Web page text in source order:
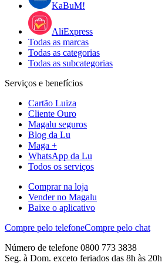
KaBuM!
AliExpress
Todas as marcas
Todas as categorias
Todas as subcategorias
Serviços e benefícios
Cartão Luiza
Cliente Ouro
Magalu seguros
Blog da Lu
Maga +
WhatsApp da Lu
Todos os serviços
Comprar na loja
Vender no Magalu
Baixe o aplicativo
Compre pelo telefoneCompre pelo chat
Número de telefone 0800 773 3838
Seg. à Dom. exceto feriados das 8h às 20h